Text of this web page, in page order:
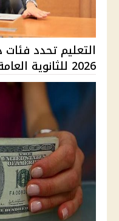
التعليم تحدد فئات
2026 للثانوية العامة بالد...